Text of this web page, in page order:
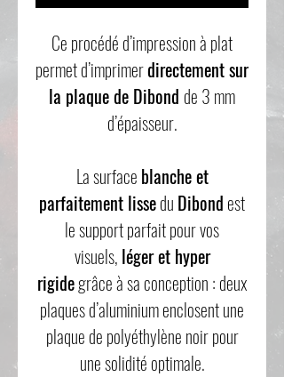
Ce procédé d’impression à plat
permet d’imprimerdirectement sur
la plaque de Dibond de 3 mm
d’épaisseur.
La surface blanche et
parfaitement lissedu Dibond est
le support parfait pour vos
visuels, léger et hyper
rigidegrâce à sa conception : deux
plaques d’aluminium enclosent une
plaque de polyéthylène noir pour
une solidité optimale.